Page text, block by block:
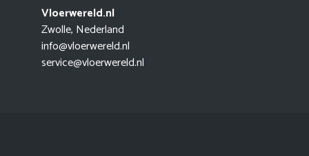
Vloerwereld.nl
Zwolle, Nederland
info@vloerwereld.nl
service@vloerwereld.nl